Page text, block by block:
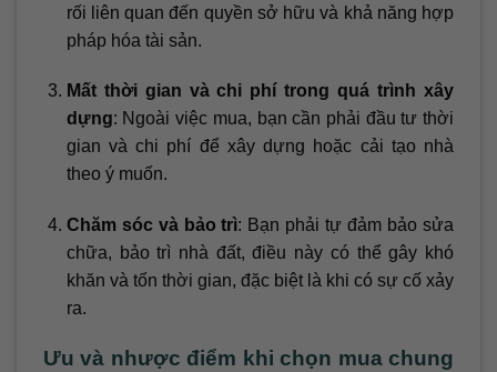
rối liên quan đến quyền sở hữu và khả năng hợp
pháp hóa tài sản.
Mất thời gian và chi phí trong quá trình xây
dựng: Ngoài việc mua, bạn cần phải đầu tư thời
gian và chi phí để xây dựng hoặc cải tạo nhà
theo ý muốn.
Chăm sóc và bảo trì: Bạn phải tự đảm bảo sửa
chữa, bảo trì nhà đất, điều này có thể gây khó
khăn và tốn thời gian, đặc biệt là khi có sự cố xảy
ra.
Ưu và nhược điểm khi chọn mua chung